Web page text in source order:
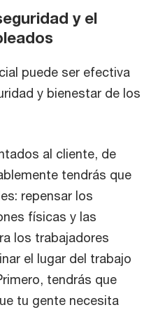
y el
puede ser efectiva
y bienestar de los
al cliente, de
tendrás que
repensar los
físicas y las
los trabajadores
el lugar del trabajo
tendrás que
tu gente necesita